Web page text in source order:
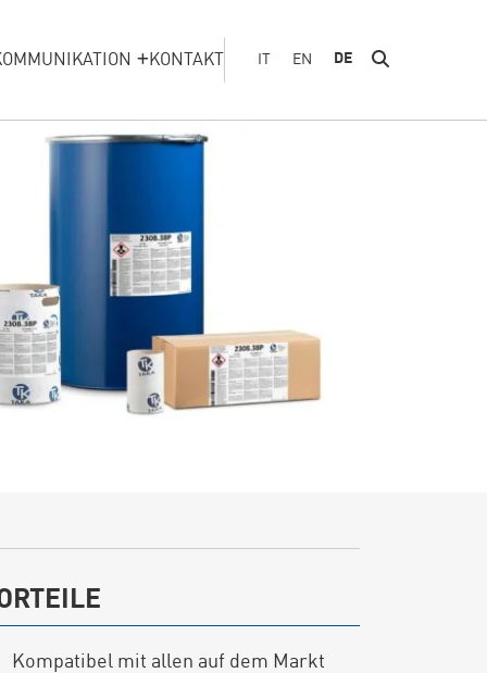
KONTAKT IT EN DE
Kompatibel mit allen auf dem Markt